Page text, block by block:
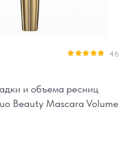
46
и объема ресниц
Beauty Mascara Volume